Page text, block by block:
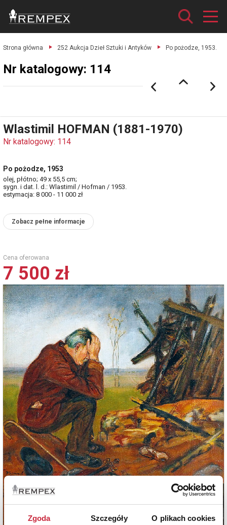
Zgoda Szczegóły O plikach cookies
Strona główna 252 Aukcja Dzieł Sztuki i Antyków Po pożodze, 1953.
Nr katalogowy: 114
Wlastimil HOFMAN (1881-1970)
Nr katalogowy: 114
Po pożodze, 1953
olej, płótno; 49 x 55,5 cm;
sygn. i dat. l. d.: Wlastimil / Hofman / 1953.
estymacja: 8 000 - 11 000 zł
Zobacz pełne informacje
Cena oferowana
7 500 zł